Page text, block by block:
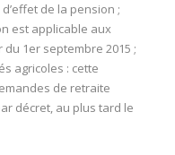
de la pension ;
est applicable aux
1er septembre 2015 ;
agricoles : cette
de retraite
décret, au plus tard le